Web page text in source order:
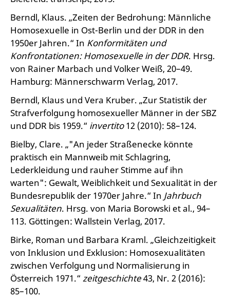
Berndl, Klaus. „Zeiten der Bedrohung: Männliche
Homosexuelle in Ost-Berlin und der DDR in den
1950er Jahren.“ In Konformitäten und
Konfrontationen: Homosexuelle in der DDR. Hrsg.
von Rainer Marbach und Volker Weiß, 20–49.
Hamburg: Männerschwarm Verlag, 2017.
Berndl, Klaus und Vera Kruber. „Zur Statistik der
Strafverfolgung homosexueller Männer in der SBZ
und DDR bis 1959.“ invertito12 (2010): 58–124.
Bielby, Clare. „"An jeder Straßenecke könnte
praktisch ein Mannweib mit Schlagring,
Lederkleidung und rauher Stimme auf ihn
warten": Gewalt, Weiblichkeit und Sexualität in der
Bundesrepublik der 1970er Jahre.“ In Jahrbuch
Sexualitäten. Hrsg. von Maria Borowski et al., 94–
113. Göttingen: Wallstein Verlag, 2017.
Birke, Roman und Barbara Kraml. „Gleichzeitigkeit
von Inklusion und Exklusion: Homosexualitäten
zwischen Verfolgung und Normalisierung in
Österreich 1971.“ zeitgeschichte43, Nr. 2 (2016):
85–100.